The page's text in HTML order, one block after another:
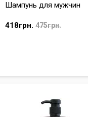
Шампунь для мужчин
418грн. 475грн.